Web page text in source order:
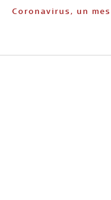
Coronavirus, un